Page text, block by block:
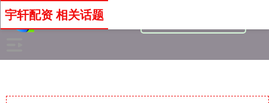
宇轩配资 相关话题